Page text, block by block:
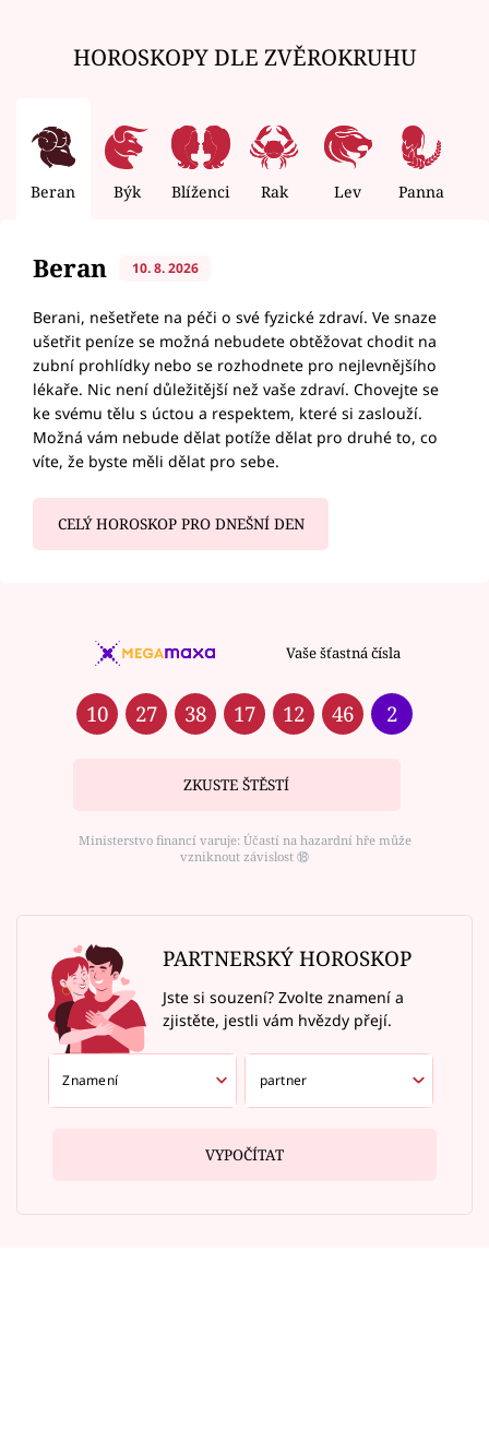
HOROSKOPY DLE ZVĚROKRUHU
Beran Býk Blíženci Rak Lev Panna
Beran 10. 8. 2026
Berani, nešetřete na péči o své fyzické zdraví. Ve snaze
ušetřit peníze se možná nebudete obtěžovat chodit na
zubní prohlídky nebo se rozhodnete pro nejlevnějšího
lékaře. Nic není důležitější než vaše zdraví. Chovejte se
ke svému tělu s úctou a respektem, které si zaslouží.
Možná vám nebude dělat potíže dělat pro druhé to, co
víte, že byste měli dělat pro sebe.
CELÝ HOROSKOP PRO DNEŠNÍ DEN
Vaše šťastná čísla
10 27 38 17 12 46 2
ZKUSTE ŠTĚSTÍ
Ministerstvo financí varuje: Účastí na hazardní hře může
vzniknout závislost ⑱
PARTNERSKÝ HOROSKOP
Jste si souzení? Zvolte znamení a
zjistěte, jestli vám hvězdy přejí.
VYPOČÍTAT